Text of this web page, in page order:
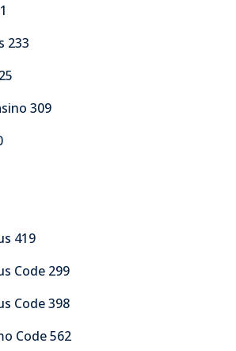
233
309
419
Code 299
Code 398
Code 562